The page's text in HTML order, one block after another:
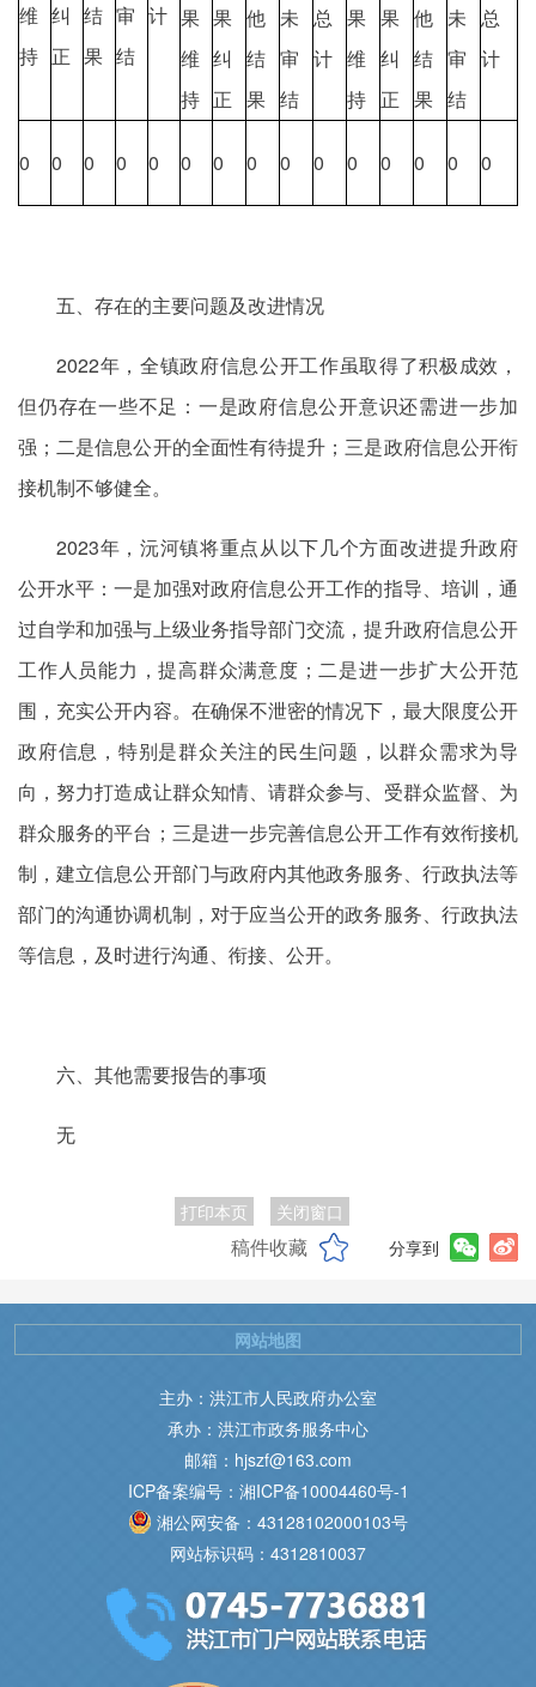
维
持
纠
正
结
果
审
结
计 果
维
持
果
纠
正
他
结
果
未
审
结
总
计
果
维
持
果
纠
正
他
结
果
未
审
结
总
计
0 0 0 0 0 0 0 0 0 0 0 0 0 0 0
五、存在的主要问题及改进情况
2022年，全镇政府信息公开工作虽取得了积极成效，
但仍存在一些不足：一是政府信息公开意识还需进一步加
强；二是信息公开的全面性有待提升；三是政府信息公开衔
接机制不够健全。
2023年，沅河镇将重点从以下几个方面改进提升政府
公开水平：一是加强对政府信息公开工作的指导、培训，通
过自学和加强与上级业务指导部门交流，提升政府信息公开
工作人员能力，提高群众满意度；二是进一步扩大公开范
围，充实公开内容。在确保不泄密的情况下，最大限度公开
政府信息，特别是群众关注的民生问题，以群众需求为导
向，努力打造成让群众知情、请群众参与、受群众监督、为
群众服务的平台；三是进一步完善信息公开工作有效衔接机
制，建立信息公开部门与政府内其他政务服务、行政执法等
部门的沟通协调机制，对于应当公开的政务服务、行政执法
等信息，及时进行沟通、衔接、公开。
六、其他需要报告的事项
无
打印本页 关闭窗口
稿件收藏 分享到
主办：洪江市人民政府办公室
承办：洪江市政务服务中心
邮箱：hjszf@163.com
ICP备案编号：湘ICP备10004460号-1
湘公网安备：43128102000103号
网站标识码：4312810037
网站地图